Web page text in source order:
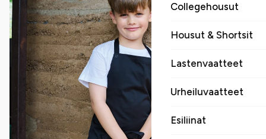
Collegehousut
Housut & Shortsit
Lastenvaatteet
Urheiluvaatteet
Esiliinat